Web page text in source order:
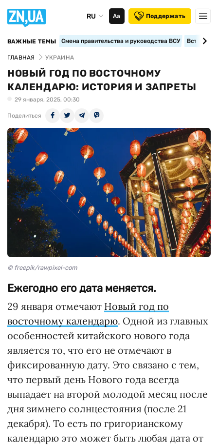
RU Аа Поддержать
ВАЖНЫЕ ТЕМЫ Смена правительства и руководства ВСУ
ГЛАВНАЯ УКРАИНА
НОВЫЙ ГОД ПО ВОСТОЧНОМУ
КАЛЕНДАРЮ: ИСТОРИЯ И ЗАПРЕТЫ
29 января, 2025, 00:30
Поделиться
© freepik/rawpixel-com
Ежегодно его дата меняется.
29 января отмечают Новый год по
восточному календарю. Одной из главных
особенностей китайского нового года
является то, что его не отмечают в
фиксированную дату. Это связано с тем,
что первый день Нового года всегда
выпадает на второй молодой месяц после
дня зимнего солнцестояния (после 21
декабря). То есть по григорианскому
календарю это может быть любая дата от